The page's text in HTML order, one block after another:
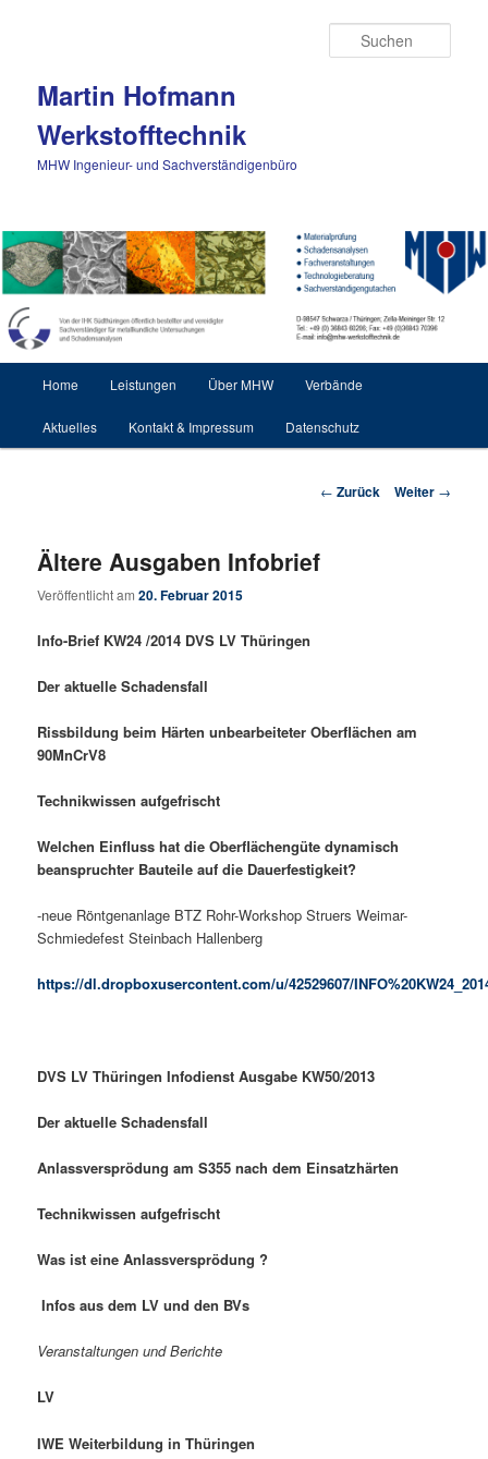
Martin Hofmann
Werkstofftechnik
MHW Ingenieur- und Sachverständigenbüro
Home Leistungen Über MHW Verbände
Aktuelles Kontakt & Impressum Datenschutz
Beitrags-Navigation
← Zurück Weiter →
Ältere Ausgaben Infobrief
Veröffentlicht am20. Februar 2015
Info-Brief KW24 /2014 DVS LV Thüringen
Der aktuelle Schadensfall
Rissbildung beim Härten unbearbeiteter Oberflächen am
90MnCrV8
Technikwissen aufgefrischt
Welchen Einfluss hat die Oberflächengüte dynamisch
beanspruchter Bauteile auf die Dauerfestigkeit?
-neue Röntgenanlage BTZ Rohr-Workshop Struers Weimar-
Schmiedefest Steinbach Hallenberg
https://dl.dropboxusercontent.com/u/42529607/
DVS LV Thüringen Infodienst Ausgabe KW50/2013
Der aktuelle Schadensfall
Anlassversprödung am S355 nach dem Einsatzhärten
Technikwissen aufgefrischt
Was ist eine Anlassversprödung ?
Infos aus dem LV und den BVs
Veranstaltungen und Berichte
LV
IWE Weiterbildung in Thüringen